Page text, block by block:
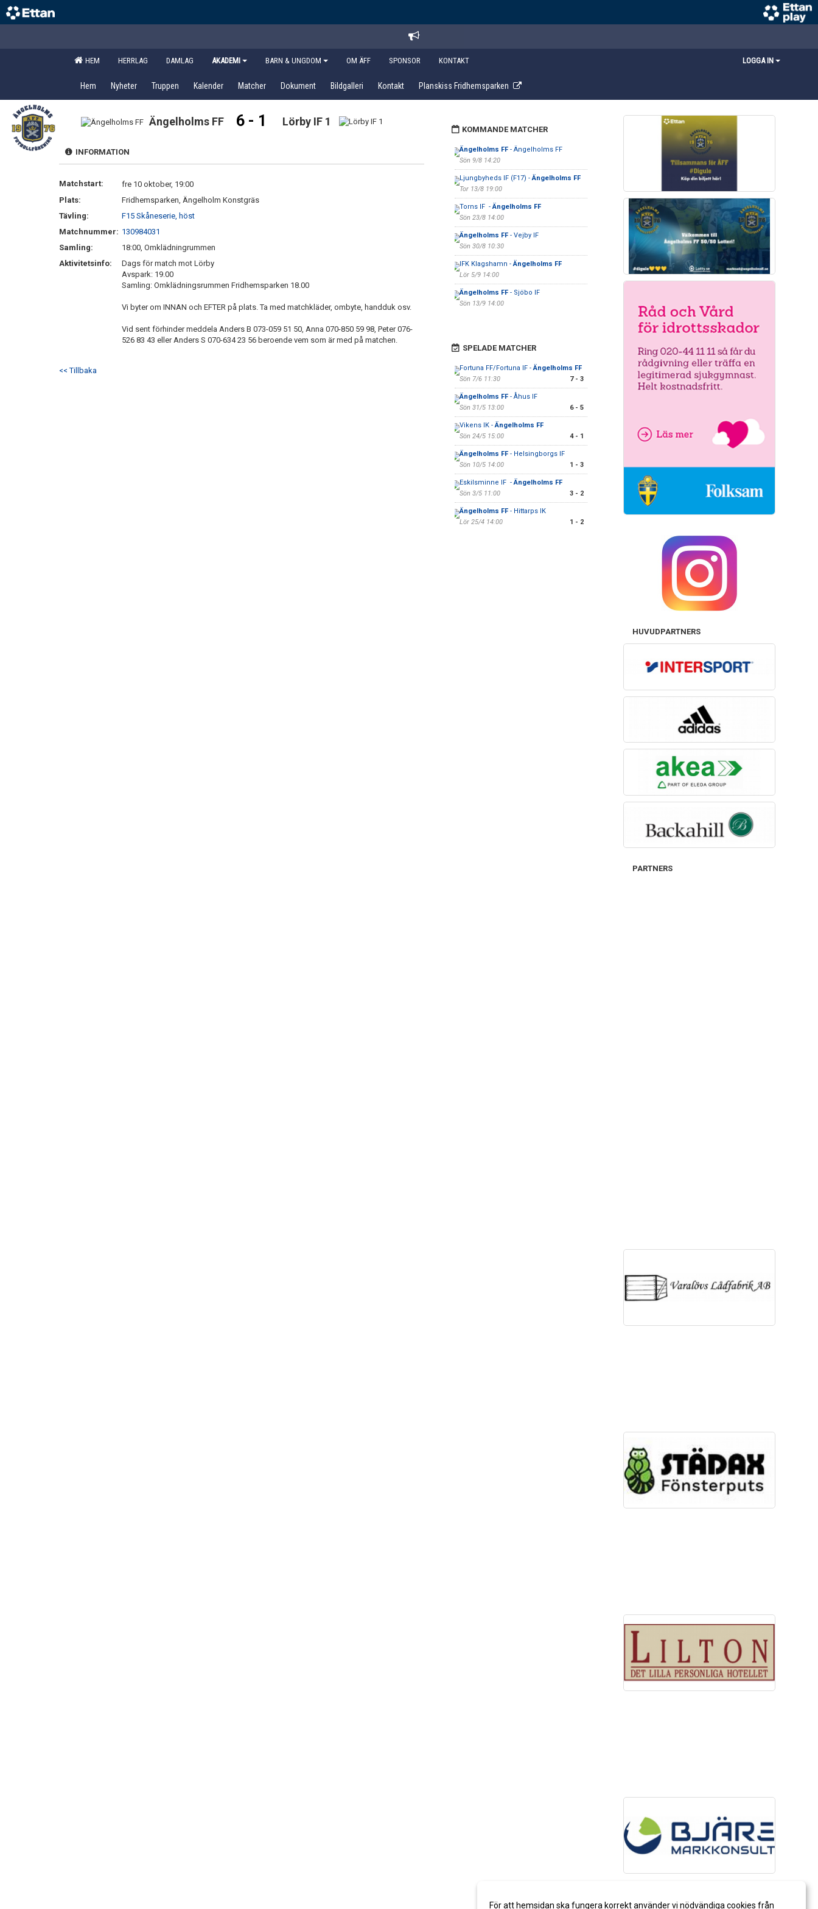
HEM HERRLAG DAMLAG AKADEMI BARN & UNGDOM OM ÄFF SPONSOR KONTAKT LOGGA IN
Hem Nyheter Truppen Kalender Matcher Dokument Bildgalleri Kontakt Planskiss Fridhemsparken
Ängelholms FF 6 - 1 Lörby IF 1
INFORMATION
Matchstart:
fre 10 oktober, 19:00
Plats:
Fridhemsparken, Ängelholm Konstgräs
Tävling:
F15 Skåneserie, höst
Matchnummer: 130984031
Samling:
18:00, Omklädningrummen
Aktivitetsinfo:
Dags för match mot Lörby
Avspark: 19.00
Samling: Omklädningsrummen Fridhemsparken 18.00
Vi byter om INNAN och EFTER på plats. Ta med matchkläder, ombyte, handduk osv.
Vid sent förhinder meddela Anders B 073-059 51 50, Anna 070-850 59 98, Peter 076-
526 83 43 eller Anders S 070-634 23 56 beroende vem som är med på matchen.
<< Tillbaka
KOMMANDE MATCHER
Ängelholms FF- Ängelholms FF
Sön 9/8 14:20
Ljungbyheds IF (F17) -Ängelholms FF
Tor 13/8 19:00
Torns IF -Ängelholms FF
Sön 23/8 14:00
Ängelholms FF- Vejby IF
Sön 30/8 10:30
IFK Klagshamn -Ängelholms FF
Lör 5/9 14:00
Ängelholms FF- Sjöbo IF
Sön 13/9 14:00
SPELADE MATCHER
Fortuna FF/Fortuna IF -Ängelholms FF
Sön 7/6 11:30
7 - 3
Ängelholms FF- Åhus IF
Sön 31/5 13:00
6 - 5
Vikens IK -Ängelholms FF
Sön 24/5 15:00
4 - 1
Ängelholms FF- Helsingborgs IF
Sön 10/5 14:00
1 - 3
Eskilsminne IF -Ängelholms FF
Sön 3/5 11:00
3 - 2
Ängelholms FF- Hittarps IK
Lör 25/4 14:00
1 - 2
HUVUDPARTNERS
PARTNERS
För att hemsidan ska fungera korrekt använder vi nödvändiga cookies från